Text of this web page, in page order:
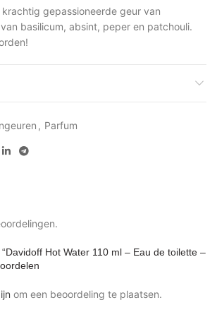
gepassioneerde geur van
basilicum, absint, peper en patchouli.
, Parfum
Hot Water 110 ml – Eau de toilette –
om een beoordeling te plaatsen.